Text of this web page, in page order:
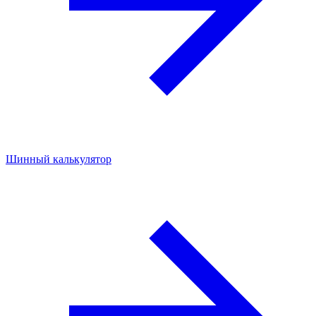
Шинный калькулятор